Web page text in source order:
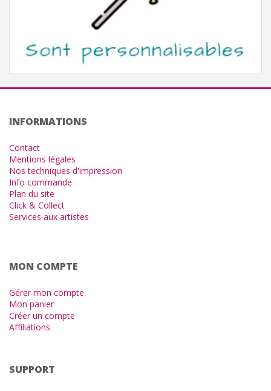
INFORMATIONS
Contact
Mentions légales
Nos techniques d'impression
Info commande
Plan du site
Click & Collect
Services aux artistes
MON COMPTE
Gérer mon compte
Mon panier
Créer un compte
Affiliations
SUPPORT